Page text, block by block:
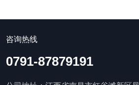
咨询热线
0791-87879191